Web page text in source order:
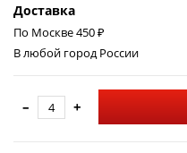
Доставка
По Москве 450 ₽
В любой город России
– +